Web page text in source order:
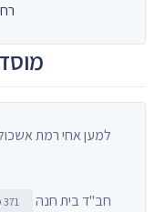
למען אחי רמת
חב"ד בית חנה 371 מטר